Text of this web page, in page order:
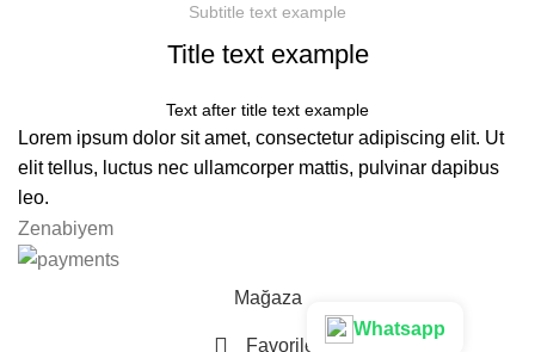
Subtitle text example
Title text example
Text after title text example
Lorem ipsum dolor sit amet, consectetur adipiscing elit. Ut
elit tellus, luctus nec ullamcorper mattis, pulvinar dapibus
leo.
Zenabiyem
Mağaza
Favoriler
Whatsapp